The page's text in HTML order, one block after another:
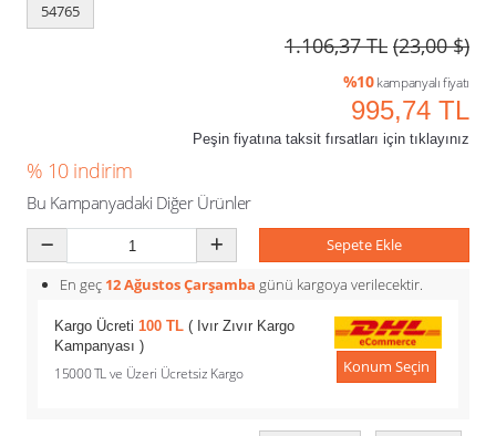
54765
1.106,37 TL (23,00 $)
%10kampanyalı fiyatı
995,74 TL
Peşin fiyatına taksit fırsatları için tıklayınız
% 10 indirim
Bu Kampanyadaki Diğer Ürünler
Sepete Ekle
En geç 12 Ağustos Çarşamba günü kargoya verilecektir.
Kargo Ücreti 100 TL ( Ivır Zıvır Kargo
Kampanyası )
15000 TL ve Üzeri Ücretsiz Kargo Konum Seçin